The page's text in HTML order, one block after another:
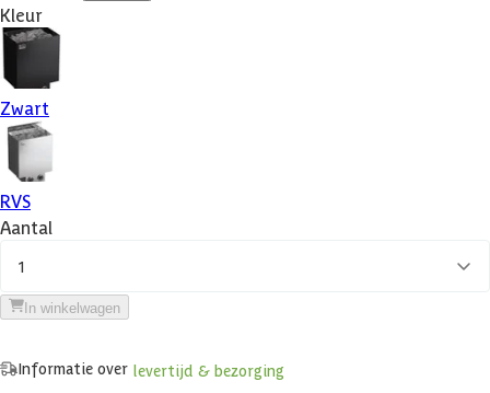
Kleur
Zwart
RVS
Aantal
1
In winkelwagen
Informatie over levertijd & bezorging